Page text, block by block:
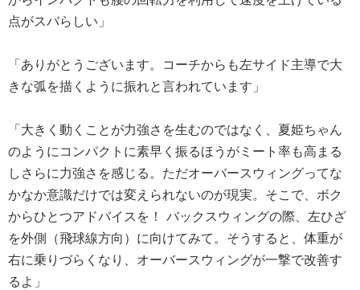
点がスバらしい」
「ありがとうございます。コーチからも左サイド主導で大
きな弧を描くように振れと言われています」
「大きく動くことが力強さを生むのではなく、夏姫ちゃん
のようにコンパクトに素早く振るほうがミート率も高まる
しさらに力強さを感じる。ただオーバースウィングってな
かなか意識だけでは変えられないのが現実。そこで、ボク
からひとつアドバイスを！ バックスウィングの際、左ひざ
を外側（飛球線方向）に向けてみて。そうすると、体重が
右に乗りづらくなり、オーバースウィングが一撃で改善す
るよ」